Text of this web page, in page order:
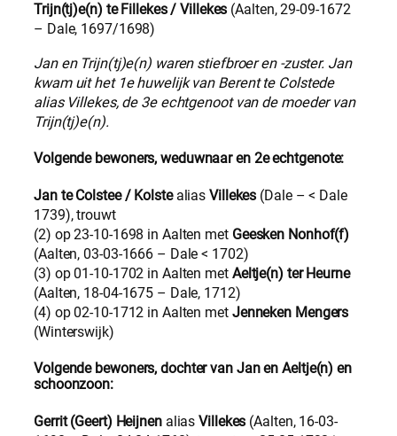
Trijn(tj)e(n) te Fillekes / Villekes (Aalten, 29-09-1672
– Dale, 1697/1698)
Jan en Trijn(tj)e(n) waren stiefbroer en -zuster. Jan
kwam uit het 1e huwelijk van Berent te Colstede
alias Villekes, de 3e echtgenoot van de moeder van
Trijn(tj)e(n).
Volgende bewoners, weduwnaar en 2e echtgenote:
Jan te Colstee / KolstealiasVillekes (Dale – < Dale
1739), trouwt
(2) op 23-10-1698 in Aalten met Geesken Nonhof(f)
(Aalten, 03-03-1666 – Dale < 1702)
(3) op 01-10-1702 in Aalten met Aeltje(n) ter Heurne
(Aalten, 18-04-1675 – Dale, 1712)
(4) op 02-10-1712 in Aalten met Jenneken Mengers
(Winterswijk)
Volgende bewoners, dochter van Jan en Aeltje(n) en
schoonzoon:
Gerrit (Geert) HeijnenaliasVillekes (Aalten, 16-03-